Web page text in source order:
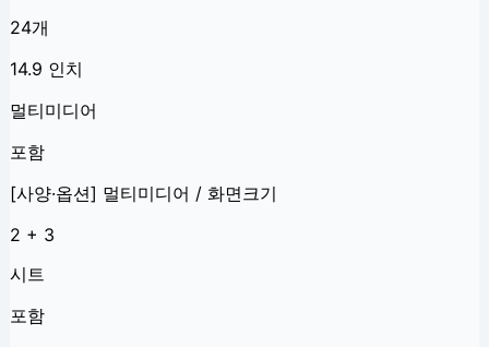
24개
14.9 인치
멀티미디어
포함
[사양·옵션] 멀티미디어 / 화면크기
2 + 3
시트
포함